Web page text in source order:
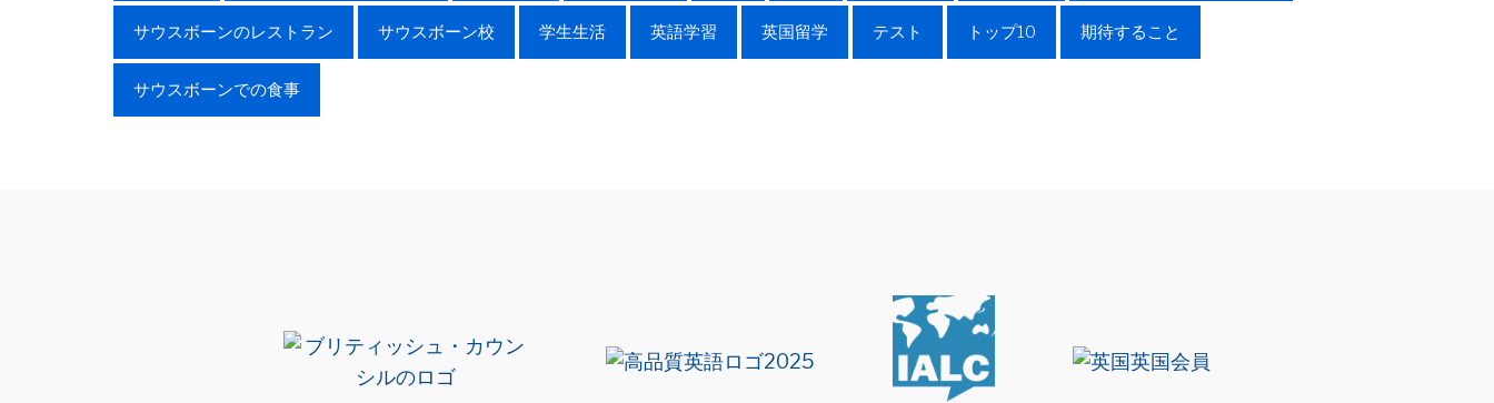
サウスボーンのレストラン サウスボーン校 学生生活 英語学習 英国留学 テスト トップ10 期待すること
サウスボーンでの食事